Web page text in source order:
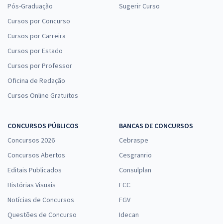
Pós-Graduação
Cursos por Concurso
Cursos por Carreira
Cursos por Estado
Cursos por Professor
Oficina de Redação
Cursos Online Gratuitos
Sugerir Curso
CONCURSOS PÚBLICOS
Concursos 2026
Concursos Abertos
Editais Publicados
Histórias Visuais
Notícias de Concursos
Questões de Concurso
BANCAS DE CONCURSOS
Cebraspe
Cesgranrio
Consulplan
FCC
FGV
Idecan